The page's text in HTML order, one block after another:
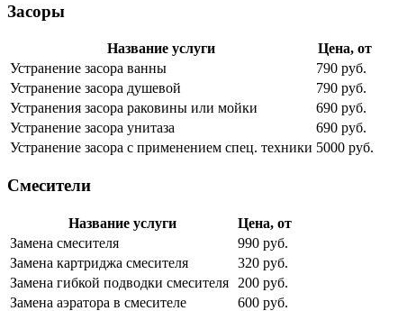
Засоры
Название услуги
Цена, от
Устранение засора ванны
790 руб.
Устранение засора душевой
790 руб.
Устранения засора раковины или мойки
690 руб.
Устранение засора унитаза
690 руб.
Устранение засора с применением спец. техники 5000 руб.
Смесители
Название услуги
Цена, от
Замена смесителя
990 руб.
Замена картриджа смесителя
320 руб.
Замена гибкой подводки смесителя
200 руб.
Замена аэратора в смесителе
600 руб.